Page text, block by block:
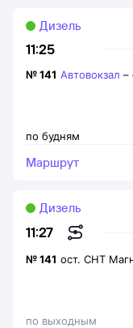
11:25
Дизель
по будням
№141 Автовокзал –
Маршрут
11:27
Дизель
по выходным
№141 ост. СНТ